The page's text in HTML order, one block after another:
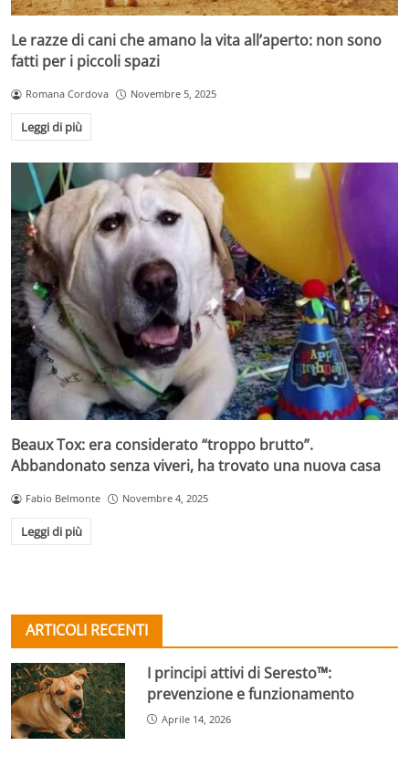
Le razze di cani che amano la vita all’aperto: non sono
fatti per i piccoli spazi
Romana Cordova Novembre 5, 2025
Leggi di più
Beaux Tox: era considerato “troppo brutto”.
Abbandonato senza viveri, ha trovato una nuova casa
Fabio Belmonte Novembre 4, 2025
Leggi di più
ARTICOLI RECENTI
I principi attivi di Seresto™:
prevenzione e funzionamento
Aprile 14, 2026